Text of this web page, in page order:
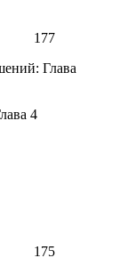
177
4
175